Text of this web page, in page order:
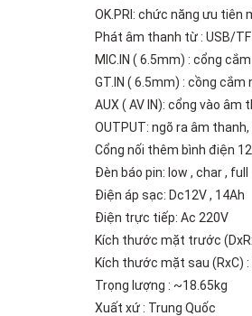
OK.PRI: chức năng ưu tiên
Phát âm thanh từ : USB/
MIC.IN ( 6.5mm) : cổng
GT.IN ( 6.5mm) : cồng cắm
AUX ( AV IN): cổng vào âm
OUTPUT: ngõ ra âm
Cổng nối thêm bình điện
Đèn báo pin: low , char , full
Điện áp sạc: Dc12V , 14Ah
Điện trực tiếp: Ac 220V
Kích thước mặt trước
Kích thước mặt sau (RxC) :
Trọng lượng : ~18.65kg
Xuất xứ : Trung Quốc